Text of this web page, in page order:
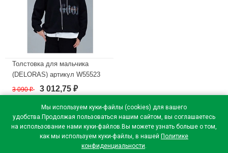
Мы используем куки-файлы (cookies) для вашего
удобства.Продолжая пользоваться нашим сайтом, вы соглашаетесь
на использование нами куки-файлов.Вы можете узнать больше о том,
как мы используем куки-файлы, в нашей Политике
конфиденциальности.
Толстовка для мальчика
(DELORAS) артикул W55523
размер 34/134-44/164 цвет
черный
В наличии
3 090₽ 3 012,75 ₽